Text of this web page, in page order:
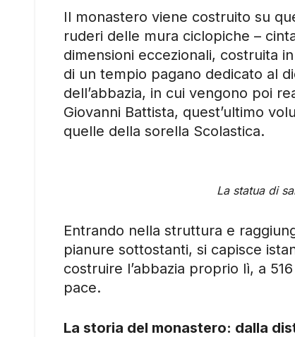
Il monastero viene costruito su
ruderi delle mura ciclopiche –
dimensioni eccezionali, costruita
di un tempio pagano dedicato al
dell’abbazia, in cui vengono poi
Giovanni Battista, quest’ultimo
quelle della sorella Scolastica.
La statua di
Entrando nella struttura e
pianure sottostanti, si capisce
costruire l’abbazia proprio lì, a
pace.
La storia del monastero: dalla